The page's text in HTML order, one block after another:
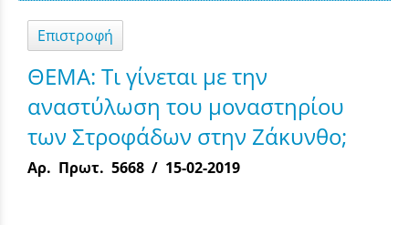
Επιστροφή
ΘΕΜΑ: Τι γίνεται με την
αναστύλωση του μοναστηρίου
των Στροφάδων στην Ζάκυνθο;
Αρ. Πρωτ. 5668 / 15-02-2019